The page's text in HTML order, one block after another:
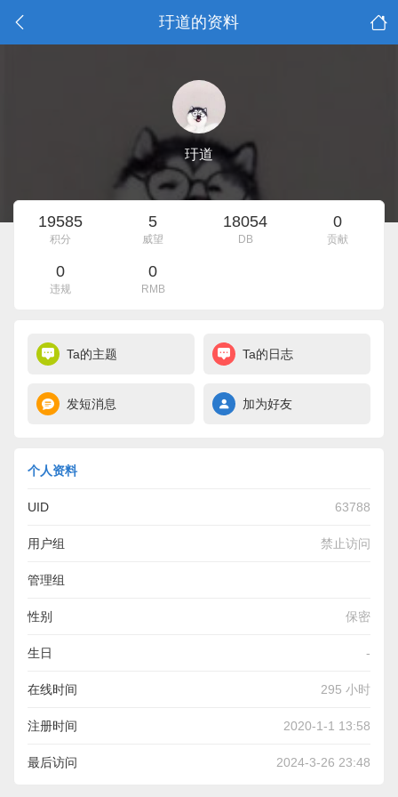
玗道的资料
玗道
19585
积分
5
威望
18054
DB
0
贡献
0
违规
0
RMB
Ta的主题 Ta的日志
发短消息 加为好友
个人资料
UID 63788
用户组 禁止访问
管理组
性别 保密
生日 -
在线时间 295 小时
注册时间 2020-1-1 13:58
最后访问 2024-3-26 23:48